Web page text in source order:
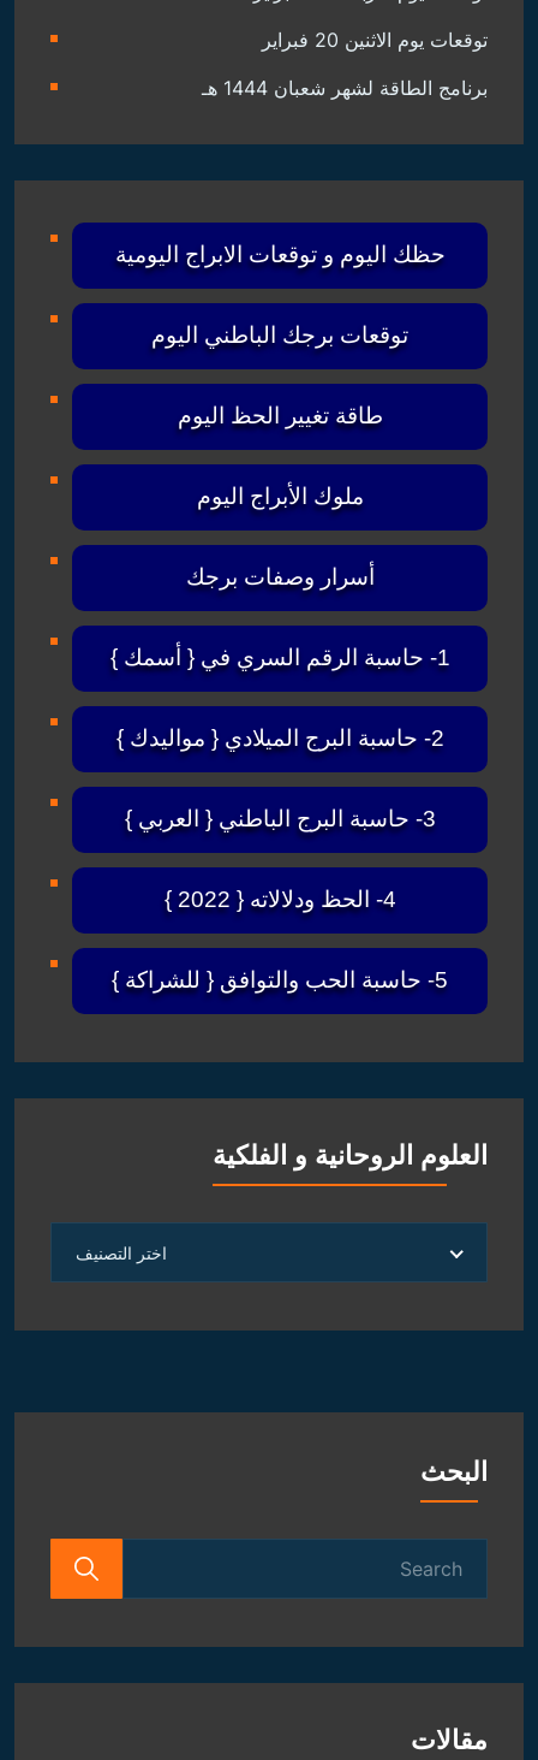
توقعات يوم الاثنين 20 فبراير
برنامج الطاقة لشهر شعبان 1444 هـ
حظك اليوم و توقعات الابراج اليومية
توقعات برجك الباطني اليوم
طاقة تغيير الحظ اليوم
ملوك الأبراج اليوم
أسرار وصفات برجك
1- حاسبة الرقم السري في { أسمك }
2- حاسبة البرج الميلادي { مواليدك }
3- حاسبة البرج الباطني { العربي }
4- الحظ ودلالاته { 2022 }
5- حاسبة الحب والتوافق { للشراكة }
العلوم الروحانية و الفلكية
الروحانية
الفلكية
اختر التصنيف
البحث
مقالات